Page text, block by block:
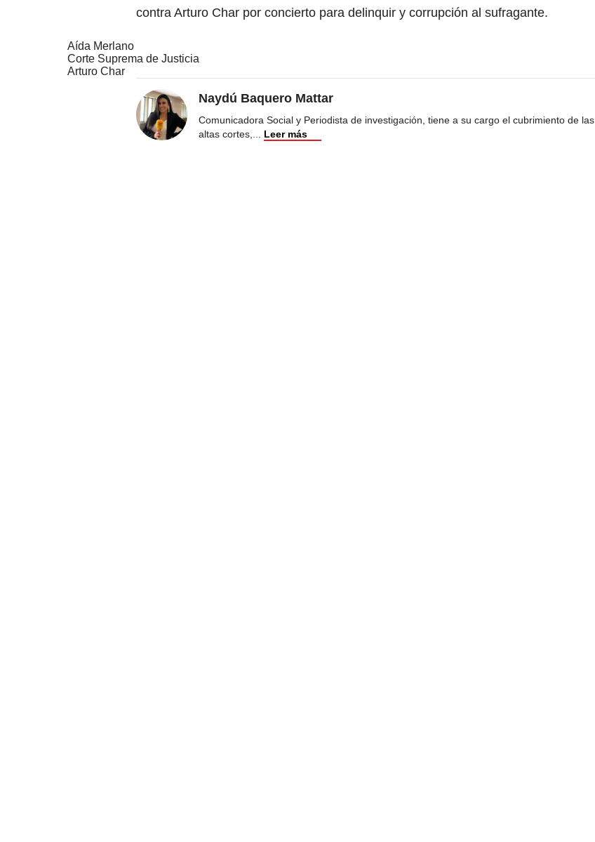
contra Arturo Char por concierto para delinquir y corrupción al sufragante.
Aída Merlano
Corte Suprema de Justicia
Arturo Char
Naydú Baquero Mattar
Comunicadora Social y Periodista de investigación, tiene a su cargo el cubrimiento de las
altas cortes,... Leer más